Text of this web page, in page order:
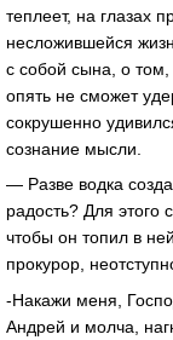
теплеет, на глазах
несложившейся
с собой сына, о том,
опять не сможет
сокрушенно
сознание мысли.
— Разве водка
радость? Для этого
чтобы он топил в
прокурор,
-Накажи меня,
Андрей и молча,